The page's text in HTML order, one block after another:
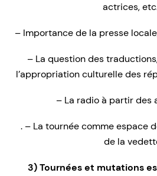
actrices,
– Importance de la presse
– La question des
l’appropriation culturelle des
– La radio à partir des
. – La tournée comme espace
de la
3) Tournées et mutations